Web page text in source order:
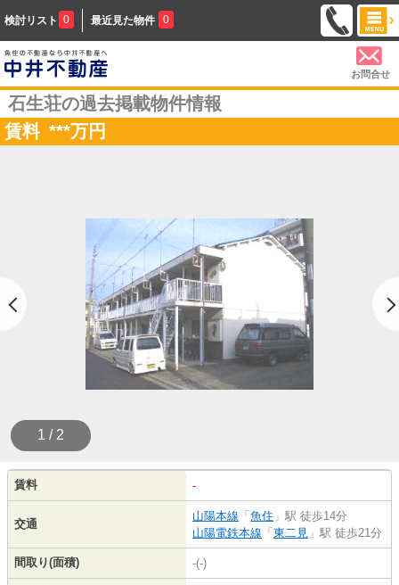
検討リスト 0 最近見た物件 0
お問合せ
石生荘の過去掲載物件情報
賃料 ***万円
1 / 2
賃料 -
交通
山陽本線 「 魚住 」駅 徒歩14分
山陽電鉄本線 「 東二見 」駅 徒歩21分
間取り(面積) -(-)